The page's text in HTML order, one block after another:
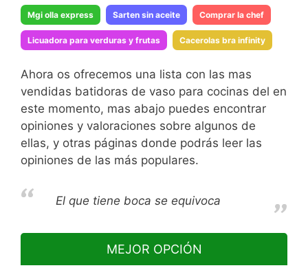
Mgi olla express Sarten sin aceite Comprar la chef
Licuadora para verduras y frutas Cacerolas bra infinity
Ahora os ofrecemos una lista con las mas
vendidas batidoras de vaso para cocinas del en
este momento, mas abajo puedes encontrar
opiniones y valoraciones sobre algunos de
ellas, y otras páginas donde podrás leer las
opiniones de las más populares.
El que tiene boca se equivoca
MEJOR OPCIÓN